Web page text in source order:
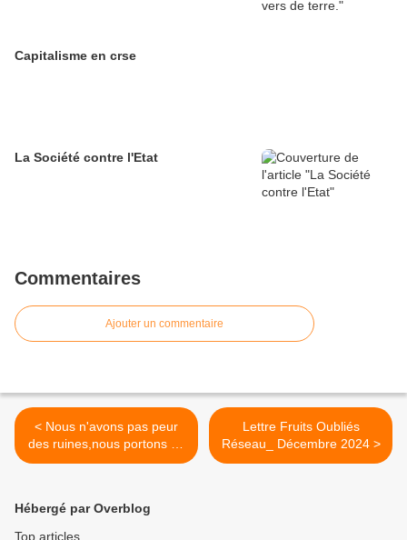
Capitalisme en crse
La Société contre l'Etat
Commentaires
Ajouter un commentaire
< Nous n'avons pas peur
des ruines,nous portons un
monde nouveau dans nos
Lettre Fruits Oubliés
Réseau_ Décembre 2024 >
Hébergé par Overblog
Top articles